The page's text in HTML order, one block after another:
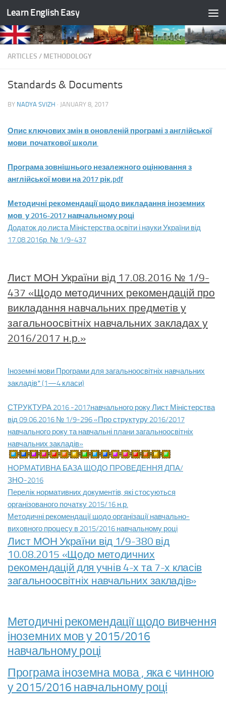
Skip to content
Learn English Easy
ARTICLES / METHODOLOGY
Standards & Documents
BY NADYA SVIZH · JANUARY 8, 2017
Опис ключових змін в оновленій програмі з англійської
мови початкової школи
Програма зовнішнього незалежного оцінювання з
англійської мови на 2017 рік.pdf
Методичні рекомендації щодо викладання іноземних
мов у 2016-2017 навчальному році
Додаток до листа Міністерства освіти і науки України від
17.08.2016р. № 1/9-437
Лист МОН України від 17.08.2016 № 1/9-
437 «Щодо методичних рекомендацій про
викладання навчальних предметів у
загальноосвітніх навчальних закладах у
2016/2017 н.р.»
Іноземні мови Програми для загальноосвітніх навчальних
закладів* (1—4 класи)
СТРУКТУРА 2016 -2017навчального року Лист Міністерства
від 09.06.2016 № 1/9-296 «Про структуру 2016/2017
навчального року та навчальні плани загальноосвітніх
навчальних закладів»
НОРМАТИВНА БАЗА ЩОДО ПРОВЕДЕННЯ ДПА/
ЗНО-2016
Перелік нормативних документів, які стосуються
організованого початку 2015/16 н.р.
Методичні рекомендації щодо організації навчально-
виховного процесу в 2015/2016 навчальному році
Лист МОН України від 1/9-380 від
10.08.2015 «Щодо методичних
рекомендацій для учнів 4-х та 7-х класів
загальноосвітніх навчальних закладів»
Методичні рекомендації щодо вивчення
іноземних мов у 2015/2016
навчальному році
Програма іноземна мова , яка є чинною
у 2015/2016 навчальному році